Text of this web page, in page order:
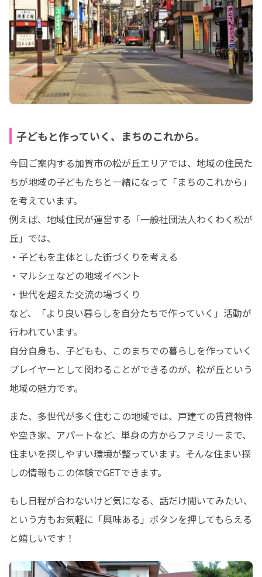
子どもと作っていく、まちのこれから。
今回ご案内する加賀市の松が丘エリアでは、地域の住民た
ちが地域の子どもたちと一緒になって「まちのこれから」
を考えています。
例えば、地域住民が運営する「一般社団法人わくわく松が
丘」では、
・子どもを主体とした街づくりを考える
・マルシェなどの地域イベント
・世代を超えた交流の場づくり
など、「より良い暮らしを自分たちで作っていく」活動が
行われています。
自分自身も、子どもも、このまちでの暮らしを作っていく
プレイヤーとして関わることができるのが、松が丘という
地域の魅力です。
また、多世代が多く住むこの地域では、戸建ての賃貸物件
や空き家、アパートなど、単身の方からファミリーまで、
住まいを探しやすい環境が整っています。そんな住まい探
しの情報もこの体験でGETできます。
もし日程が合わないけど気になる、話だけ聞いてみたい、
という方もお気軽に「興味ある」ボタンを押してもらえる
と嬉しいです！